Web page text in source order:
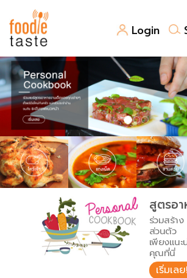
Login
สูตรอาหาร
สูตรอาหารล่าสุด
Top Foodie
พาไปชิม
สารพันก้นครัว
เคล็ดลับน่ารู้
เปรียบเทียบหน่วยการตวง
เปรียบเทียบอุณหภูมิ
เปรียบเทียบน้ำหนักวัตถุดิบ
FoodPedia
สร้าง Cookbook
สูตรอา
ร่วมสร้า
ส่วนตัว
เพียงแน
คุณที่นี่
เริ่มเลย!